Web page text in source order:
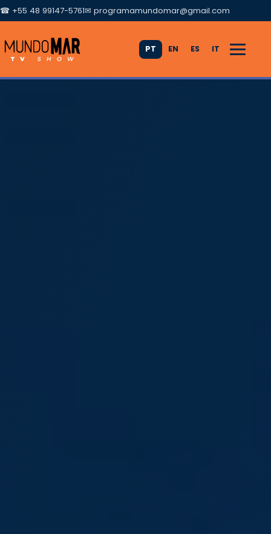
☎ +55 48 99147-5761✉ programamundomar@gmail.com
PT EN ES IT